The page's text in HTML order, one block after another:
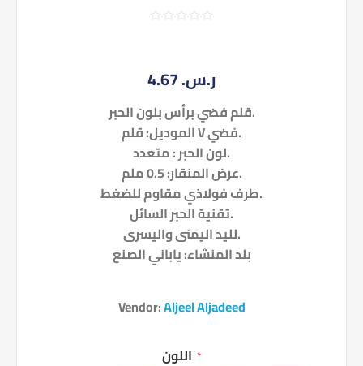
4.67 ر.س.‏
قلم فضي برأس بلون الحبر.
الموديل: قلم V فضي.
لون الحبر :متعدد
.
عرض المنقار:0.5 ملم.
طرف فولاذي مقاوم للضغط.
تقنية الحبر السائل.
لليد اليمنى واليسرى.
بلد المنشاء: ياباني الصنع
Vendor:Aljeel Aljadeed
*